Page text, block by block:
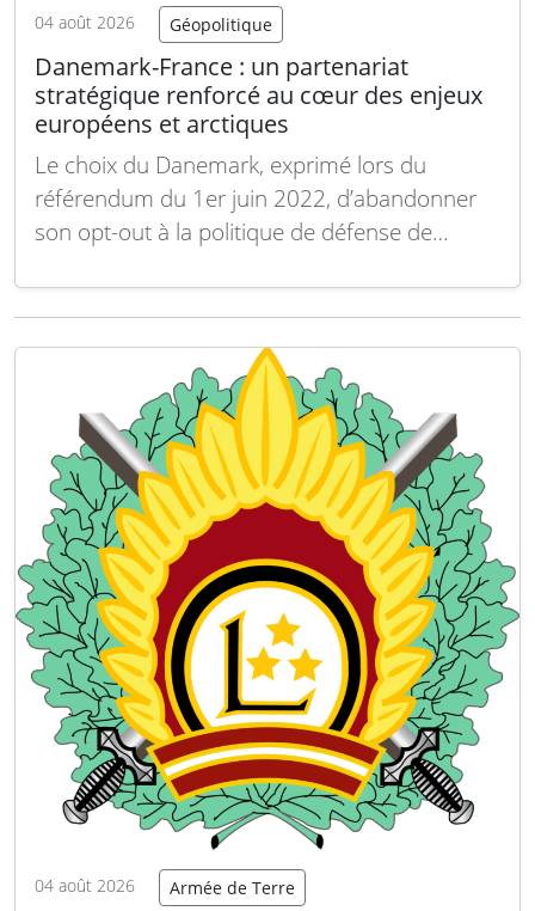
04 août 2026 Géopolitique
Danemark-France : un partenariat
stratégique renforcé au cœur des enjeux
européens et arctiques
Le choix du Danemark, exprimé lors du
référendum du 1er juin 2022, d’abandonner
son opt-out à la politique de défense de
majeur. Cette décision, prise dans le contexte
volonté de Copenhague de s’intégrer
pleinement à l’architecture européenne de…
Lire la suite
04 août 2026 Armée de Terre